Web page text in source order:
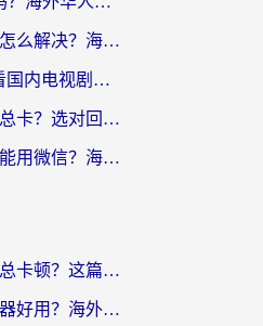
腾讯视频地区限制怎么解决？海外党亲测有效的回国加速器选择指南
在国外用什么app看国内电视剧？留学生亲测有效的回国加速方案
海外收看国内电视总卡？选对回国加速器，让你流畅追《狂飙》《长相思》
迪拜网络为什么不能用微信？海外党必看的回国加速解决方案
海外玩最终幻想14总卡顿？这篇指南教你选对加速器（附非洲美国玩家实测）
打彩虹岛什么加速器好用？海外党亲测的国服游戏加速终极指南